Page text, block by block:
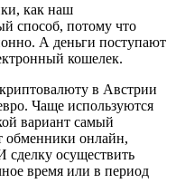
как наш
способ, потому что
А деньги поступают
кошелек.
в Австрии
Чаще используются
вариант самый
онлайн,
сделку осуществить
время или в период